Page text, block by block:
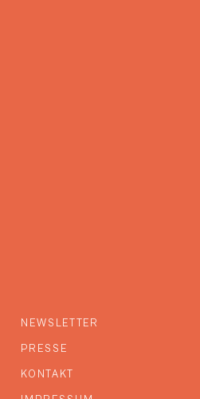
NEWSLETTER
PRESSE
KONTAKT